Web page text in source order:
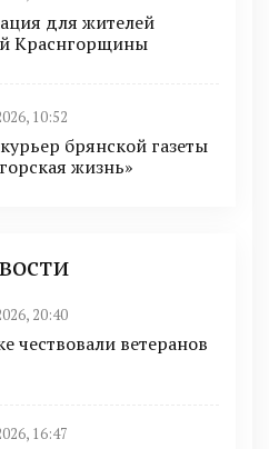
для жителей
Краснгорщины
10:52
брянской газеты
жизнь»
20:40
чествовали ветеранов
16:47